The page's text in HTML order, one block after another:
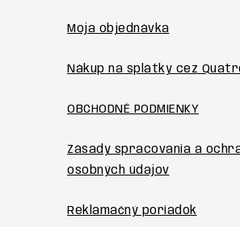
Moja objednávka
Nákup na splátky cez
OBCHODNÉ PODMIENKY
Zásady spracovania a
osobných údajov
Reklamačný poriadok